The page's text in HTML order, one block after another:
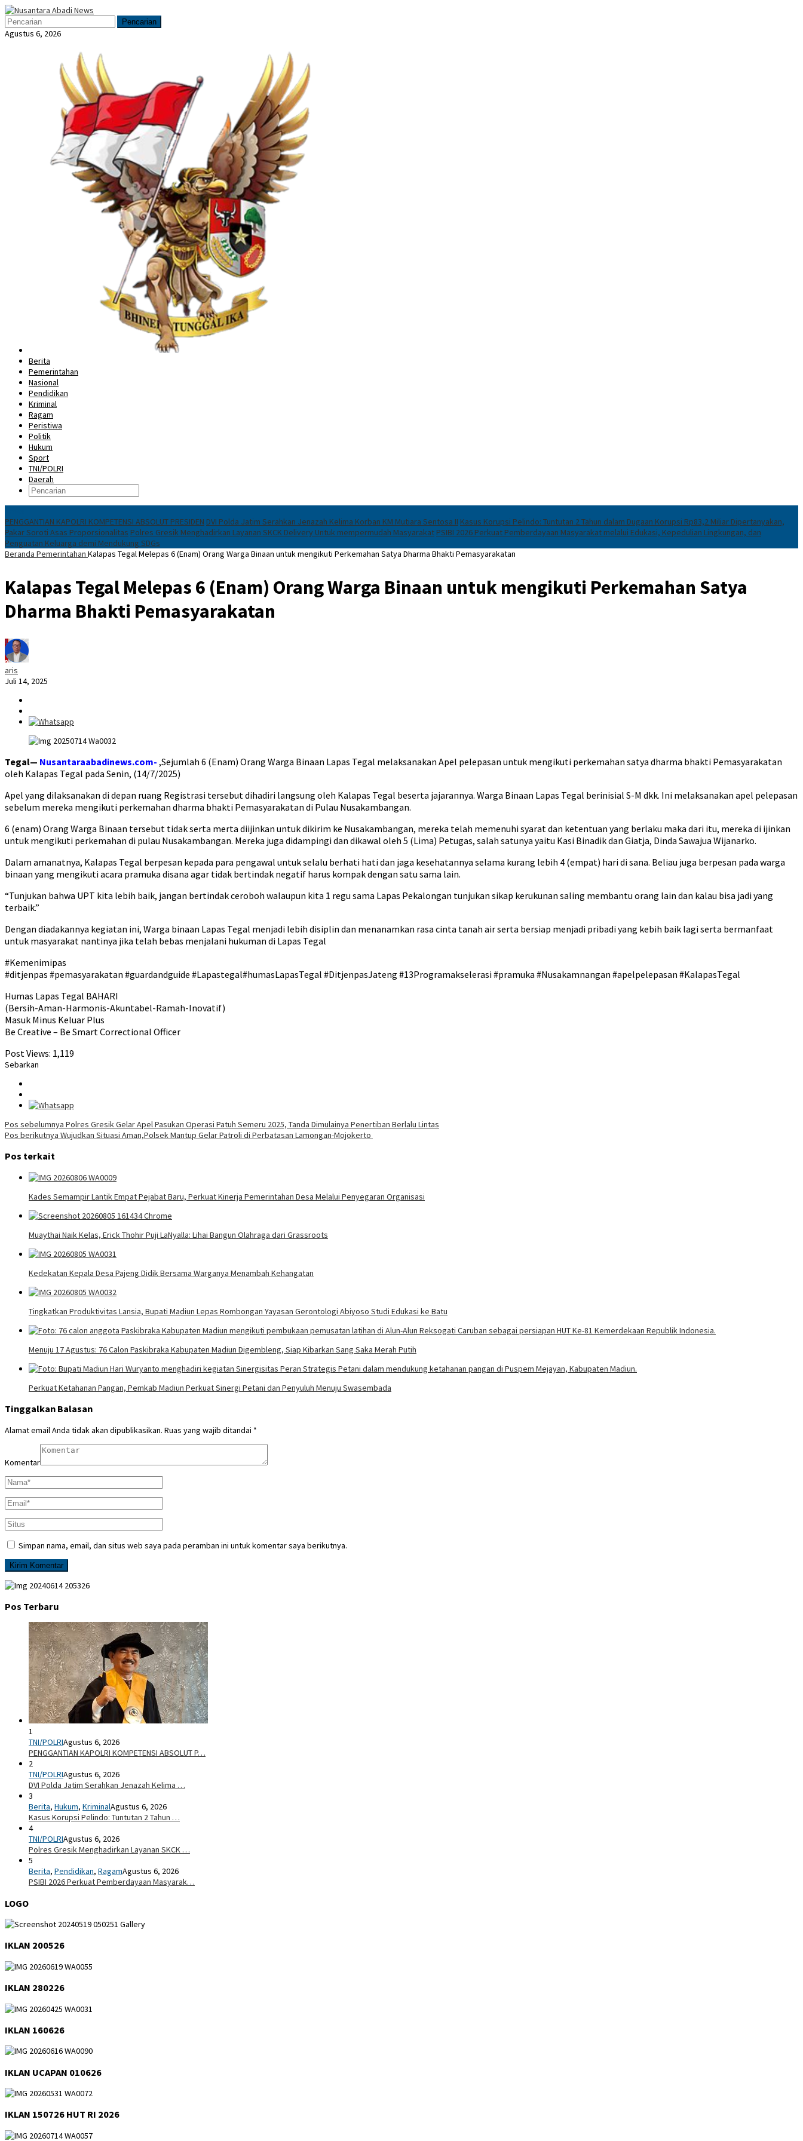
Loncat
ke
konten
Menu
Mobile
Pencarian
Agustus 6, 2026
Berita
Pemerintahan
Nasional
Pendidikan
Kriminal
Ragam
Peristiwa
Politik
Hukum
Sport
TNI/POLRI
Daerah
PENGGANTIAN KAPOLRI KOMPETENSI ABSOLUT PRESIDEN DVI Polda Jatim Serahkan Jenazah Kelima Korban KM Mutiara Sentosa II Kasus Korupsi Pelindo: Tuntutan 2 Tahun dalam Dugaan Korupsi Rp83,2 Miliar Dipertanyakan,
Pakar Soroti Asas Proporsionalitas Polres Gresik Menghadirkan Layanan SKCK Delivery Untuk mempermudah Masyarakat PSIBI 2026 Perkuat Pemberdayaan Masyarakat melalui Edukasi, Kepedulian Lingkungan, dan
Penguatan Keluarga demi Mendukung SDGs
Beranda Pemerintahan Kalapas Tegal Melepas 6 (Enam) Orang Warga Binaan untuk mengikuti Perkemahan Satya Dharma Bhakti Pemasyarakatan
Kalapas Tegal Melepas 6 (Enam) Orang Warga Binaan untuk mengikuti Perkemahan Satya
Dharma Bhakti Pemasyarakatan
aris
Juli 14, 2025
Tegal— Nusantaraabadinews.com- ,Sejumlah 6 (Enam) Orang Warga Binaan Lapas Tegal melaksanakan Apel pelepasan untuk mengikuti perkemahan satya dharma bhakti Pemasyarakatan
oleh Kalapas Tegal pada Senin, (14/7/2025)
Apel yang dilaksanakan di depan ruang Registrasi tersebut dihadiri langsung oleh Kalapas Tegal beserta jajarannya. Warga Binaan Lapas Tegal berinisial S-M dkk. Ini melaksanakan apel pelepasan
sebelum mereka mengikuti perkemahan dharma bhakti Pemasyarakatan di Pulau Nusakambangan.
6 (enam) Orang Warga Binaan tersebut tidak serta merta diijinkan untuk dikirim ke Nusakambangan, mereka telah memenuhi syarat dan ketentuan yang berlaku maka dari itu, mereka di ijinkan
untuk mengikuti perkemahan di pulau Nusakambangan. Mereka juga didampingi dan dikawal oleh 5 (Lima) Petugas, salah satunya yaitu Kasi Binadik dan Giatja, Dinda Sawajua Wijanarko.
Dalam amanatnya, Kalapas Tegal berpesan kepada para pengawal untuk selalu berhati hati dan jaga kesehatannya selama kurang lebih 4 (empat) hari di sana. Beliau juga berpesan pada warga
binaan yang mengikuti acara pramuka disana agar tidak bertindak negatif harus kompak dengan satu sama lain.
“Tunjukan bahwa UPT kita lebih baik, jangan bertindak ceroboh walaupun kita 1 regu sama Lapas Pekalongan tunjukan sikap kerukunan saling membantu orang lain dan kalau bisa jadi yang
terbaik.”
Dengan diadakannya kegiatan ini, Warga binaan Lapas Tegal menjadi lebih disiplin dan menanamkan rasa cinta tanah air serta bersiap menjadi pribadi yang kebih baik lagi serta bermanfaat
untuk masyarakat nantinya jika telah bebas menjalani hukuman di Lapas Tegal
#Kemenimipas
#ditjenpas #pemasyarakatan #guardandguide #Lapastegal#humasLapasTegal #DitjenpasJateng #13Programakselerasi #pramuka #Nusakamnangan #apelpelepasan #KalapasTegal
Humas Lapas Tegal BAHARI
(Bersih-Aman-Harmonis-Akuntabel-Ramah-Inovatif)
Masuk Minus Keluar Plus
Be Creative – Be Smart Correctional Officer
Post Views: 1,119
Sebarkan
Navigasi
pos
Pos sebelumnya Polres Gresik Gelar Apel Pasukan Operasi Patuh Semeru 2025, Tanda Dimulainya Penertiban Berlalu Lintas
Pos berikutnya Wujudkan Situasi Aman,Polsek Mantup Gelar Patroli di Perbatasan Lamongan-Mojokerto
Pos terkait
Kades Semampir Lantik Empat Pejabat Baru, Perkuat Kinerja Pemerintahan Desa Melalui Penyegaran Organisasi
Muaythai Naik Kelas, Erick Thohir Puji LaNyalla: Lihai Bangun Olahraga dari Grassroots
Kedekatan Kepala Desa Pajeng Didik Bersama Warganya Menambah Kehangatan
Tingkatkan Produktivitas Lansia, Bupati Madiun Lepas Rombongan Yayasan Gerontologi Abiyoso Studi Edukasi ke Batu
Menuju 17 Agustus: 76 Calon Paskibraka Kabupaten Madiun Digembleng, Siap Kibarkan Sang Saka Merah Putih
Perkuat Ketahanan Pangan, Pemkab Madiun Perkuat Sinergi Petani dan Penyuluh Menuju Swasembada
Tinggalkan Balasan
Alamat email Anda tidak akan dipublikasikan. Ruas yang wajib ditandai *
Komentar
Simpan nama, email, dan situs web saya pada peramban ini untuk komentar saya berikutnya.
Pos Terbaru
1
TNI/POLRIAgustus 6, 2026
PENGGANTIAN KAPOLRI KOMPETENSI ABSOLUT P…
2
TNI/POLRIAgustus 6, 2026
DVI Polda Jatim Serahkan Jenazah Kelima …
3
Berita, Hukum, KriminalAgustus 6, 2026
Kasus Korupsi Pelindo: Tuntutan 2 Tahun …
4
TNI/POLRIAgustus 6, 2026
Polres Gresik Menghadirkan Layanan SKCK …
5
Berita, Pendidikan, RagamAgustus 6, 2026
PSIBI 2026 Perkuat Pemberdayaan Masyarak…
LOGO
IKLAN 200526
IKLAN 280226
IKLAN 160626
IKLAN UCAPAN 010626
IKLAN 150726 HUT RI 2026